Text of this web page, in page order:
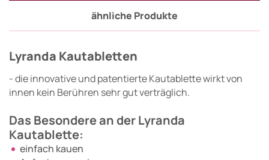
ähnliche Produkte
Lyranda Kautabletten
- die innovative und patentierte Kautablette wirkt von
innen kein Berühren sehr gut verträglich.
Das Besondere an der Lyranda
Kautablette:
einfach kauen